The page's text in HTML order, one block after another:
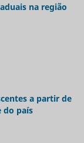
na região
a partir de
do país